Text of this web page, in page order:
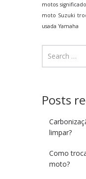
motos significado
moto Suzuki
usada Yamaha
Posts
limpar?
Como
moto?